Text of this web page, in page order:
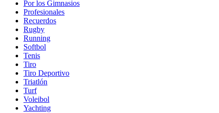
Por los Gimnasios
Profesionales
Recuerdos
Rugby
Running
Softbol
Tenis
Tiro
Tiro Deportivo
Triatlón
Turf
Voleibol
Yachting